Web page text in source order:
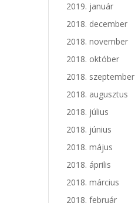
2019. január
2018. december
2018. november
2018. október
2018. szeptember
2018. augusztus
2018. július
2018. június
2018. május
2018. április
2018. március
2018. február